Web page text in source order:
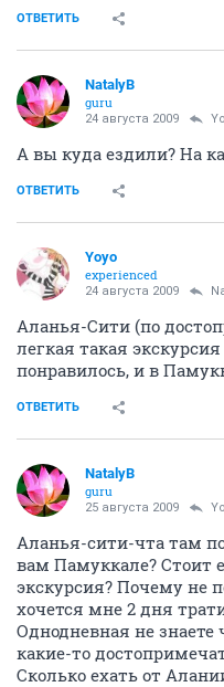
ОТВЕТИТЬ
NatalyB
guru
24 августа 2009
А вы куда ездили? На
ОТВЕТИТЬ
Yoyo
experienced
24 августа 2009
Аланья-Сити (по
легкая такая
понравилось, и в
ОТВЕТИТЬ
NatalyB
guru
25 августа 2009
Аланья-сити-чта там
вам Памуккале? Стоит
экскурсия? Почему не
хочется мне 2 дня
Однодневная не знаете
какие-то
Сколько ехать от